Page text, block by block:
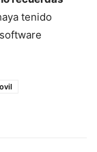
tenido